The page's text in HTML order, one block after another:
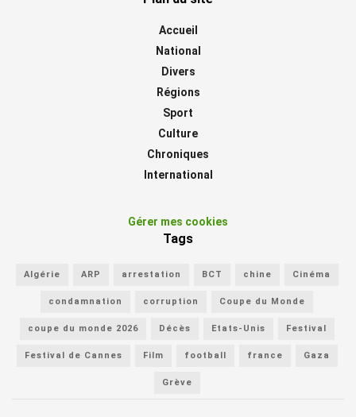
Accueil
National
Divers
Régions
Sport
Culture
Chroniques
International
Gérer mes cookies
Tags
Algérie ARP arrestation BCT chine Cinéma
condamnation corruption Coupe du Monde
coupe du monde 2026 Décès Etats-Unis Festival
Festival de Cannes Film football france Gaza
Grève